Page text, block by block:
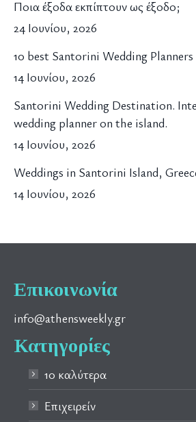
Ποια έξοδα εκπίπτουν ως έξοδο;
24 Ιουνίου, 2026
10 best Santorini Wedding Planners
14 Ιουνίου, 2026
Santorini Wedding Destination.
wedding planner on the island.
14 Ιουνίου, 2026
Weddings in Santorini Island,
14 Ιουνίου, 2026
Επικοινωνία
info@athensweekly.gr
Κατηγορίες
10 καλύτερα
Επιχειρείν